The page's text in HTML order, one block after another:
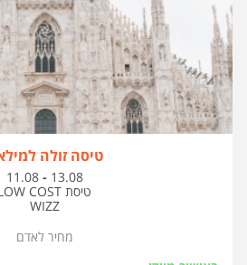
טיסה זולה
בין
התאריכים,
11.08 - 13.08
טיסת LOW COST
WIZZ
מחיר לאדם